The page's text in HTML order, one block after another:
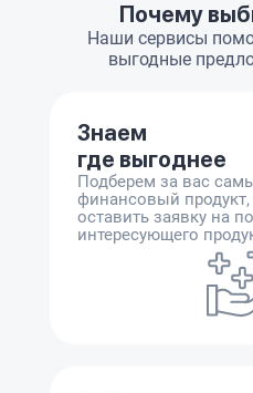
Почему
Наши сервисы
выгодные
Знаем
где выгоднее
Подберем за вас
финансовый
оставить заявку на
интересующего